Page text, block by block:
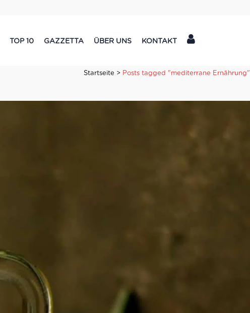
TOP 10 GAZZETTA ÜBER UNS KONTAKT
Startseite > Posts tagged "mediterrane Ernährung"